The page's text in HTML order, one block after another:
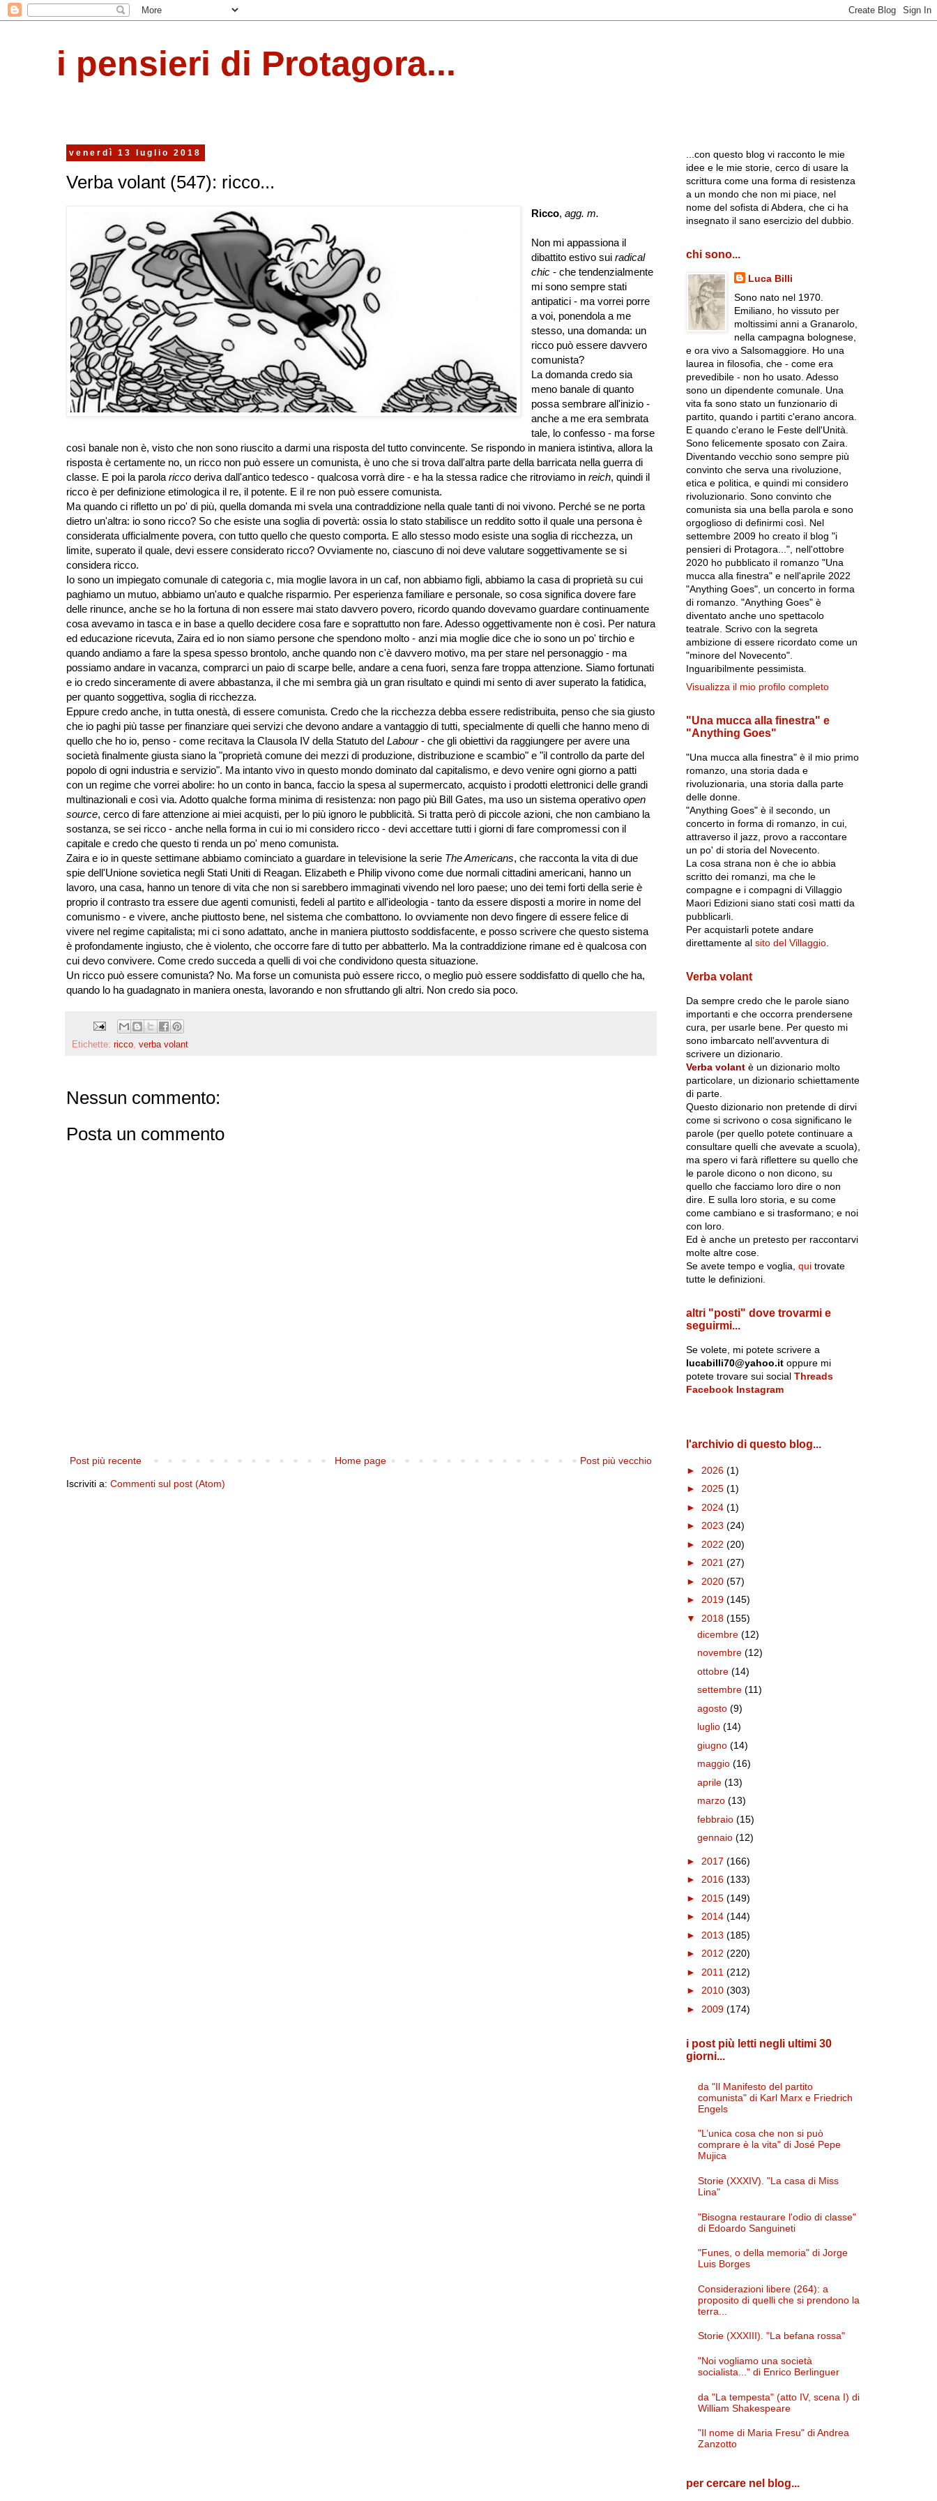
i pensieri di Protagora...
venerdì 13 luglio 2018
Verba volant (547): ricco...
Ricco, agg. m.
Non mi appassiona il
dibattito estivo sui radical
chic - che tendenzialmente
mi sono sempre stati
antipatici - ma vorrei porre
a voi, ponendola a me
stesso, una domanda: un
ricco può essere davvero
comunista?
La domanda credo sia
meno banale di quanto
possa sembrare all'inizio -
anche a me era sembrata
tale, lo confesso - ma forse
così banale non è, visto che non sono riuscito a darmi una risposta del tutto convincente. Se rispondo in maniera istintiva, allora la
risposta è certamente no, un ricco non può essere un comunista, è uno che si trova dall'altra parte della barricata nella guerra di
classe. E poi la parola riccoderiva dall'antico tedesco - qualcosa vorrà dire - e ha la stessa radice che ritroviamo in reich, quindi il
ricco è per definizione etimologica il re, il potente. E il re non può essere comunista.
Ma quando ci rifletto un po' di più, quella domanda mi svela una contraddizione nella quale tanti di noi vivono. Perché se ne porta
dietro un'altra: io sono ricco? So che esiste una soglia di povertà: ossia lo stato stabilisce un reddito sotto il quale una persona è
considerata ufficialmente povera, con tutto quello che questo comporta. E allo stesso modo esiste una soglia di ricchezza, un
limite, superato il quale, devi essere considerato ricco? Ovviamente no, ciascuno di noi deve valutare soggettivamente se si
considera ricco.
Io sono un impiegato comunale di categoria c, mia moglie lavora in un caf, non abbiamo figli, abbiamo la casa di proprietà su cui
paghiamo un mutuo, abbiamo un'auto e qualche risparmio. Per esperienza familiare e personale, so cosa significa dovere fare
delle rinunce, anche se ho la fortuna di non essere mai stato davvero povero, ricordo quando dovevamo guardare continuamente
cosa avevamo in tasca e in base a quello decidere cosa fare e soprattutto non fare. Adesso oggettivamente non è così. Per natura
ed educazione ricevuta, Zaira ed io non siamo persone che spendono molto - anzi mia moglie dice che io sono un po' tirchio e
quando andiamo a fare la spesa spesso brontolo, anche quando non c'è davvero motivo, ma per stare nel personaggio - ma
possiamo andare in vacanza, comprarci un paio di scarpe belle, andare a cena fuori, senza fare troppa attenzione. Siamo fortunati
e io credo sinceramente di avere abbastanza, il che mi sembra già un gran risultato e quindi mi sento di aver superato la fatidica,
per quanto soggettiva, soglia di ricchezza.
Eppure credo anche, in tutta onestà, di essere comunista. Credo che la ricchezza debba essere redistribuita, penso che sia giusto
che io paghi più tasse per finanziare quei servizi che devono andare a vantaggio di tutti, specialmente di quelli che hanno meno di
quello che ho io, penso - come recitava la Clausola IV della Statuto del Labour- che gli obiettivi da raggiungere per avere una
società finalmente giusta siano la "proprietà comune dei mezzi di produzione, distribuzione e scambio" e "il controllo da parte del
popolo di ogni industria e servizio". Ma intanto vivo in questo mondo dominato dal capitalismo, e devo venire ogni giorno a patti
con un regime che vorrei abolire: ho un conto in banca, faccio la spesa al supermercato, acquisto i prodotti elettronici delle grandi
multinazionali e così via. Adotto qualche forma minima di resistenza: non pago più Bill Gates, ma uso un sistema operativo open
source, cerco di fare attenzione ai miei acquisti, per lo più ignoro le pubblicità. Si tratta però di piccole azioni, che non cambiano la
sostanza, se sei ricco - anche nella forma in cui io mi considero ricco - devi accettare tutti i giorni di fare compromessi con il
capitale e credo che questo ti renda un po' meno comunista.
Zaira e io in queste settimane abbiamo cominciato a guardare in televisione la serie The Americans, che racconta la vita di due
spie dell'Unione sovietica negli Stati Uniti di Reagan. Elizabeth e Philip vivono come due normali cittadini americani, hanno un
lavoro, una casa, hanno un tenore di vita che non si sarebbero immaginati vivendo nel loro paese; uno dei temi forti della serie è
proprio il contrasto tra essere due agenti comunisti, fedeli al partito e all'ideologia - tanto da essere disposti a morire in nome del
comunismo - e vivere, anche piuttosto bene, nel sistema che combattono. Io ovviamente non devo fingere di essere felice di
vivere nel regime capitalista; mi ci sono adattato, anche in maniera piuttosto soddisfacente, e posso scrivere che questo sistema
è profondamente ingiusto, che è violento, che occorre fare di tutto per abbatterlo. Ma la contraddizione rimane ed è qualcosa con
cui devo convivere. Come credo succeda a quelli di voi che condividono questa situazione.
Un ricco può essere comunista? No. Ma forse un comunista può essere ricco, o meglio può essere soddisfatto di quello che ha,
quando lo ha guadagnato in maniera onesta, lavorando e non sfruttando gli altri. Non credo sia poco.
Etichette: ricco, verba volant
Nessun commento:
Posta un commento
Post più recente Post più vecchio
Home page
Iscriviti a: Commenti sul post (Atom)
...con questo blog vi racconto le mie
idee e le mie storie, cerco di usare la
scrittura come una forma di resistenza
a un mondo che non mi piace, nel
nome del sofista di Abdera, che ci ha
insegnato il sano esercizio del dubbio.
chi sono...
Luca Billi
Sono nato nel 1970.
Emiliano, ho vissuto per
moltissimi anni a Granarolo,
nella campagna bolognese,
e ora vivo a Salsomaggiore. Ho una
laurea in filosofia, che - come era
prevedibile - non ho usato. Adesso
sono un dipendente comunale. Una
vita fa sono stato un funzionario di
partito, quando i partiti c'erano ancora.
E quando c'erano le Feste dell'Unità.
Sono felicemente sposato con Zaira.
Diventando vecchio sono sempre più
convinto che serva una rivoluzione,
etica e politica, e quindi mi considero
rivoluzionario. Sono convinto che
comunista sia una bella parola e sono
orgoglioso di definirmi così. Nel
settembre 2009 ho creato il blog "i
pensieri di Protagora...", nell'ottobre
2020 ho pubblicato il romanzo "Una
mucca alla finestra" e nell'aprile 2022
"Anything Goes", un concerto in forma
di romanzo. "Anything Goes" è
diventato anche uno spettacolo
teatrale. Scrivo con la segreta
ambizione di essere ricordato come un
"minore del Novecento".
Inguaribilmente pessimista.
Visualizza il mio profilo completo
"Una mucca alla finestra" e
"Anything Goes"
"Una mucca alla finestra" è il mio primo
romanzo, una storia dada e
rivoluzionaria, una storia dalla parte
delle donne.
"Anything Goes" è il secondo, un
concerto in forma di romanzo, in cui,
attraverso il jazz, provo a raccontare
un po' di storia del Novecento.
La cosa strana non è che io abbia
scritto dei romanzi, ma che le
compagne e i compagni di Villaggio
Maori Edizioni siano stati così matti da
pubblicarli.
Per acquistarli potete andare
direttamente al sito del Villaggio.
Verba volant
Da sempre credo che le parole siano
importanti e che occorra prendersene
cura, per usarle bene. Per questo mi
sono imbarcato nell'avventura di
scrivere un dizionario.
Verba volantè un dizionario molto
particolare, un dizionario schiettamente
di parte.
Questo dizionario non pretende di dirvi
come si scrivono o cosa significano le
parole (per quello potete continuare a
consultare quelli che avevate a scuola),
ma spero vi farà riflettere su quello che
le parole dicono o non dicono, su
quello che facciamo loro dire o non
dire. E sulla loro storia, e su come
come cambiano e si trasformano; e noi
con loro.
Ed è anche un pretesto per raccontarvi
molte altre cose.
Se avete tempo e voglia, quitrovate
tutte le definizioni.
altri "posti" dove trovarmi e
seguirmi...
Se volete, mi potete scrivere a
lucabilli70@yahoo.itoppure mi
potete trovare sui social Threads
Facebook Instagram
l'archivio di questo blog...
► 2026 (1)
► 2025 (1)
► 2024 (1)
► 2023 (24)
► 2022 (20)
► 2021 (27)
► 2020 (57)
► 2019 (145)
▼ 2018 (155)
dicembre(12)
novembre(12)
ottobre(14)
settembre(11)
agosto(9)
luglio(14)
giugno(14)
maggio(16)
aprile(13)
marzo(13)
febbraio(15)
gennaio(12)
► 2017 (166)
► 2016 (133)
► 2015 (149)
► 2014 (144)
► 2013 (185)
► 2012 (220)
► 2011 (212)
► 2010 (303)
► 2009 (174)
i post più letti negli ultimi 30
giorni...
da "Il Manifesto del partito
comunista" di Karl Marx e Friedrich
Engels
"L’unica cosa che non si può
comprare è la vita" di José Pepe
Mujica
Storie (XXXIV). "La casa di Miss
Lina"
"Bisogna restaurare l'odio di classe"
di Edoardo Sanguineti
"Funes, o della memoria" di Jorge
Luis Borges
Considerazioni libere (264): a
proposito di quelli che si prendono la
terra...
Storie (XXXIII). "La befana rossa"
"Noi vogliamo una società
socialista..." di Enrico Berlinguer
da "La tempesta" (atto IV, scena I) di
William Shakespeare
"Il nome di Maria Fresu" di Andrea
Zanzotto
per cercare nel blog...